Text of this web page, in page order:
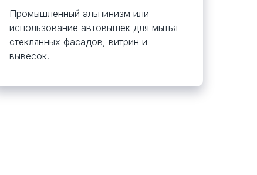
Промышленный альпинизм или
использование автовышек для мытья
стеклянных фасадов, витрин и
вывесок.